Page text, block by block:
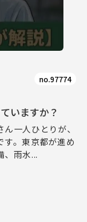
no.97774
いますか？
一人ひとりが、
。東京都が進め
、雨水...